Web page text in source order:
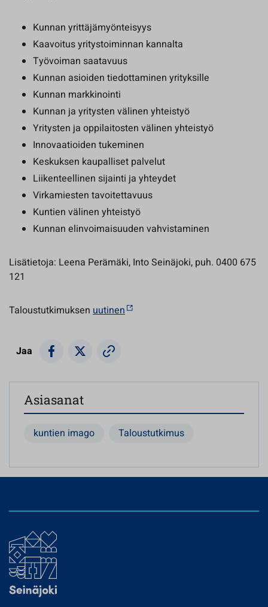
Kunnan yrittäjämyönteisyys
Kaavoitus yritystoiminnan kannalta
Työvoiman saatavuus
Kunnan asioiden tiedottaminen yrityksille
Kunnan markkinointi
Kunnan ja yritysten välinen yhteistyö
Yritysten ja oppilaitosten välinen yhteistyö
Innovaatioiden tukeminen
Keskuksen kaupalliset palvelut
Liikenteellinen sijainti ja yhteydet
Virkamiesten tavoitettavuus
Kuntien välinen yhteistyö
Kunnan elinvoimaisuuden vahvistaminen
Lisätietoja: Leena Perämäki, Into Seinäjoki, puh. 0400 675
121
Taloustutkimuksen uutinen
Jaa
Asiasanat
kuntien imago Taloustutkimus